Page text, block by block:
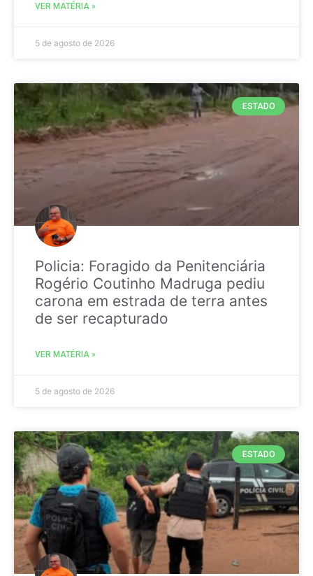
VER MATÉRIA »
5 de agosto de 2026
ESTADO
Policia: Foragido da Penitenciária
Rogério Coutinho Madruga pediu
carona em estrada de terra antes
de ser recapturado
VER MATÉRIA »
5 de agosto de 2026
ESTADO